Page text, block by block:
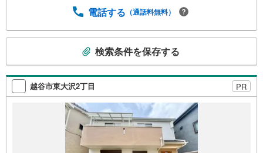
「見え方」などもしっかり確認できます・リモート相談は
ャルプランナーと1対1で・バーチャル背景でプライバシー
も安心・忙しいパートナーに変わって予め確認も・別々の
場所から家族みんなで参加もできます・お気軽にご相談下
さい～営業時間～9:30～18:30こちらのお時間でしたらお電
話でのお問合せがスムーズですお気軽にお問合せください
電話する （通話料無料）
検
索
条
検索条件を保存する
越谷市東大沢2丁目 PR